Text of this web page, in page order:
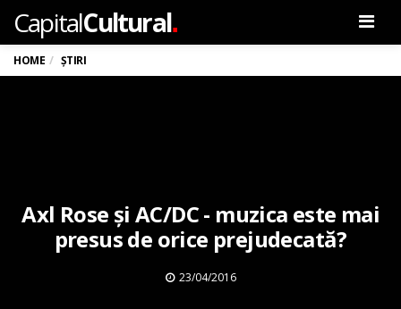
CapitalCultural.
HOME ȘTIRI
Axl Rose și AC/DC - muzica este mai
presus de orice prejudecată?
23/04/2016